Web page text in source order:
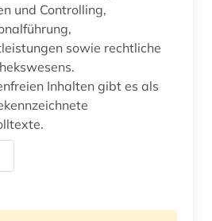
und Controlling,
sowie rechtliche
Inhalten gibt es als